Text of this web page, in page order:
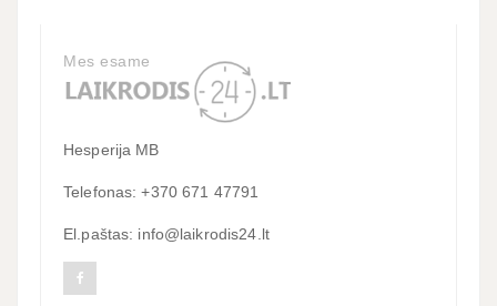
Mes esame
Hesperija MB
Telefonas: +370 671 47791
El.paštas: info@laikrodis24.lt